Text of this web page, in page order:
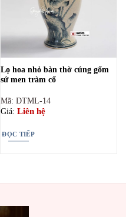
Lọ hoa nhỏ bàn thờ cúng gốm
sứ men tràm cổ
Mã: DTML-14
Giá: Liên hệ
ĐỌC TIẾP